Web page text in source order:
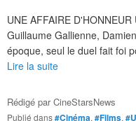
UNE AFFAIRE
Guillaume Gallienne,
époque, seul le duel fait foi
Lire la suite
Rédigé parCineStarsNews
Publié dans#Cinéma, #Films,